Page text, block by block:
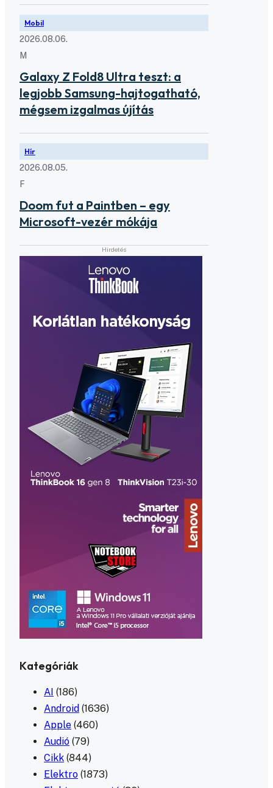
Mobil
2026.08.06.
M
Galaxy Z Fold8 Ultra teszt: a
legjobb Samsung-hajtogatható,
mégsem izgalmas újítás
Hír
2026.08.05.
F
Doom fut a Paintben – egy
Microsoft-vezér mókája
Kategóriák
AI (186)
Android (1636)
Apple (460)
Audió (79)
Cikk (844)
Elektro (1873)